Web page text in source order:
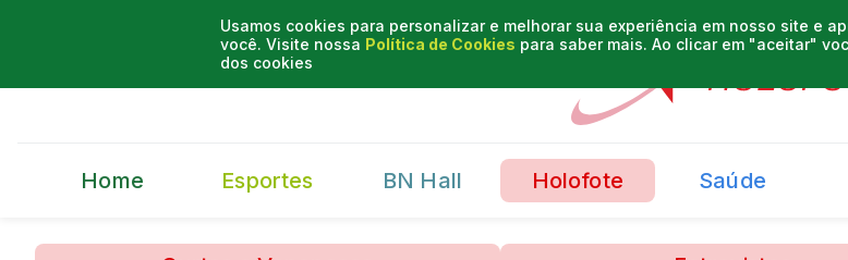
Usamos cookies para personalizar e melhorar sua experiência em nosso site e
você. Visite nossa Política de Cookies para saber mais. Ao clicar em "aceitar"
dos cookies
Home Esportes BN Hall Holofote Saúde